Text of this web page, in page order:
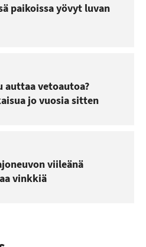
paikoissa yövyt luvan
auttaa vetoautoa?
jo vuosia sitten
viileänä
vinkkiä